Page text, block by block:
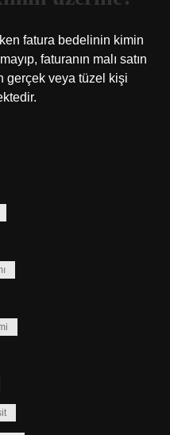
fatura bedelinin kimin
faturanın malı satın
gerçek veya tüzel kişi